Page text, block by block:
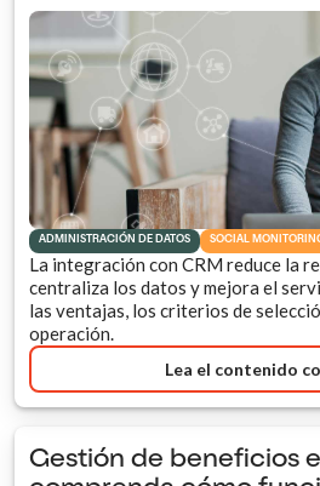
ADMINISTRACIÓN DE DATOS SOCIAL
La integración con CRM reduce la
centraliza los datos y mejora el
las ventajas, los criterios de
operación.
Lea el contenido
Gestión de beneficios